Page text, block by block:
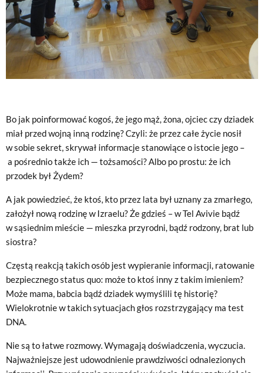
Bo jak poinformować kogoś, że jego mąż, żona, ojciec czy dziadek
miał przed wojną inną rodzinę? Czyli: że przez całe życie nosił
w sobie sekret, skrywał informacje stanowiące o istocie jego –
a pośrednio także ich — tożsamości? Albo po prostu: że ich
przodek był Żydem?
A jak powiedzieć, że ktoś, kto przez lata był uznany za zmarłego,
założył nową rodzinę w Izraelu? Że gdzieś – w Tel Avivie bądź
w sąsiednim mieście — mieszka przyrodni, bądź rodzony, brat lub
siostra?
Częstą reakcją takich osób jest wypieranie informacji, ratowanie
bezpiecznego status quo: może to ktoś inny z takim imieniem?
Może mama, babcia bądź dziadek wymyślili tę historię?
Wielokrotnie w takich sytuacjach głos rozstrzygający ma test
DNA.
Nie są to łatwe rozmowy. Wymagają doświadczenia, wyczucia.
Najważniejsze jest udowodnienie prawdziwości odnalezionych